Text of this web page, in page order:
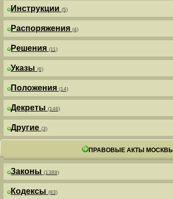
Инструкции (5)
Распоряжения (4)
Решения (11)
Указы (6)
Положения (14)
Декреты (146)
Другие (3)
ПРАВОВЫЕ АКТЫ МОСКВЫ
Законы (1389)
Кодексы (83)